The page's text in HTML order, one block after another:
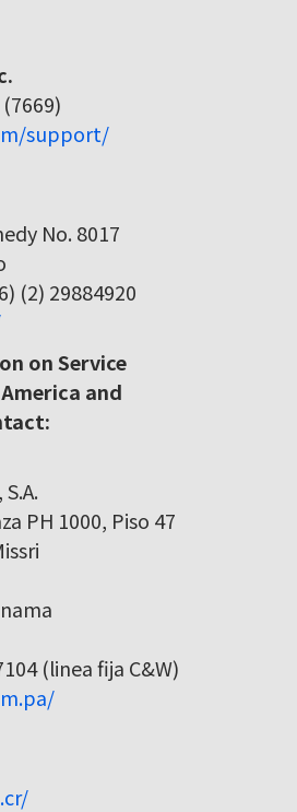
support/
No. 8017
(2) 29884920
on Service
and
PH 1000, Piso 47
(linea fija C&W)